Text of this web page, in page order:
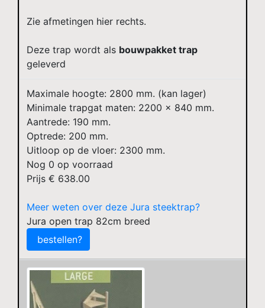
Zie afmetingen hier rechts.
Deze trap wordt als bouwpakket trap
geleverd
Maximale hoogte: 2800 mm. (kan lager)
Minimale trapgat maten: 2200 x 840 mm.
Aantrede: 190 mm.
Optrede: 200 mm.
Uitloop op de vloer: 2300 mm.
Nog 0 op voorraad
Prijs € 638.00
Meer weten over deze Jura steektrap?
Jura open trap 82cm breed